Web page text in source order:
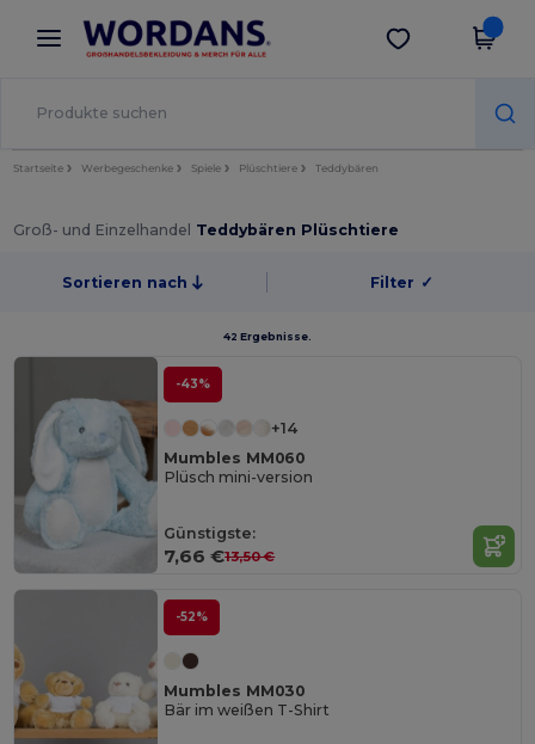
× Wordans App
Bessere Preise in der App!
App holen
Startseite Werbegeschenke Spiele Plüschtiere Teddybären
Groß- und Einzelhandel Teddybären Plüschtiere
Sortieren nach Filter ✓
42 Ergebnisse.
-43%
+14
Mumbles MM060
Plüsch mini-version
Günstigste:
7,66 €13,50 €
-52%
Mumbles MM030
Bär im weißen T-Shirt